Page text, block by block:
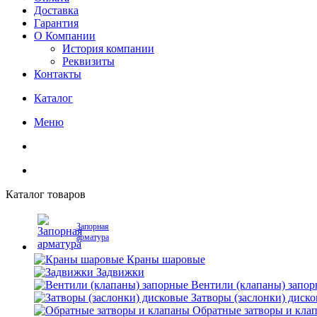
Доставка
Гарантия
О Компании
История компании
Реквизиты
Контакты
Каталог
Меню
Каталог товаров
Запорная
арматура
Краны шаровые
Задвижки
Вентили (клапаны)
Затворы (заслонки)
Обратные затворы и